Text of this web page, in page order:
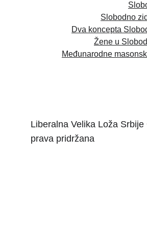
Slobodno
Dva koncepta
Žene u
Međunarodne
Liberalna Velika Loža Srbije
prava pridržana